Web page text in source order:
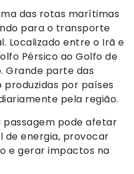
das rotas marítimas
para o transporte
Localizado entre o Irã e
Pérsico ao Golfo de
Grande parte das
por países
pela região.
passagem pode afetar
de energia, provocar
e gerar impactos na